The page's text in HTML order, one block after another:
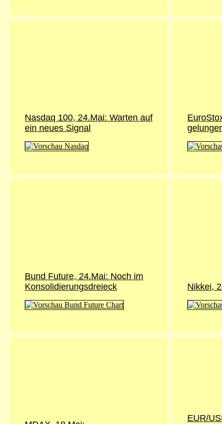
Nasdaq 100, 24.Mai: Warten auf
ein neues Signal
Bund Future, 24.Mai: Noch im
Konsolidierungsdreieck
Nikkei,
EUR/